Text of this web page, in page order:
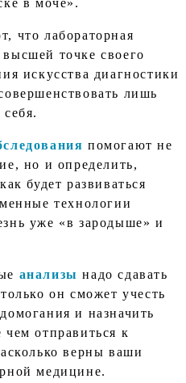
в моче».
что лабораторная
точке своего
искусства диагностики
лишь
помогают не
но и определить,
будет развиваться
технологии
уже «в зародыше» и
анализы надо сдавать
он сможет учесть
и назначить
отправиться к
верны ваши
медицине.